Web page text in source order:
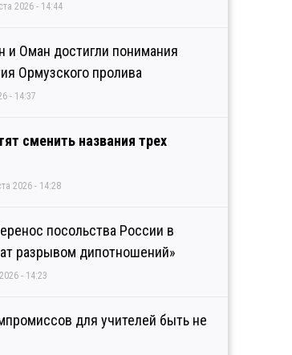
2026 - 14:44
и Оман достигли понимания
Ормузского пролива
- 14:37
сменить названия трех
2026 - 14:28
посольства России в
разрывом дипотношений»
- 14:23
для учителей быть не